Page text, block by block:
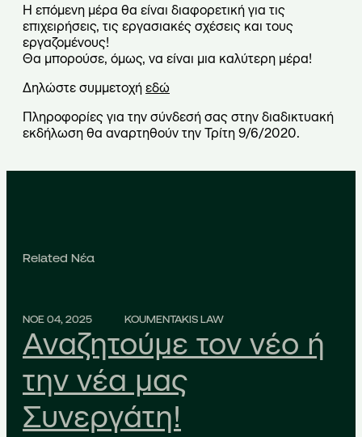
Η επόμενη μέρα θα είναι διαφορετική για τις
επιχειρήσεις, τις εργασιακές σχέσεις και τους
εργαζομένους!
Θα μπορούσε, όμως, να είναι μια καλύτερη μέρα!
Δηλώστε συμμετοχή εδώ
Πληροφορίες για την σύνδεσή σας στην διαδικτυακή
εκδήλωση θα αναρτηθούν την Τρίτη 9/6/2020.
Related Νέα
ΝΟΕ 04, 2025 KOUMENTAKIS LAW
Αναζητούμε τον νέο ή
την νέα μας
Συνεργάτη!